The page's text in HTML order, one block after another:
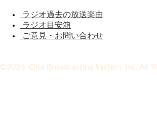
ラジオ過去の放送楽曲
ラジオ目安箱
ご意見・お問い合わせ
©2026 Oita Broadcasting System, Inc. All